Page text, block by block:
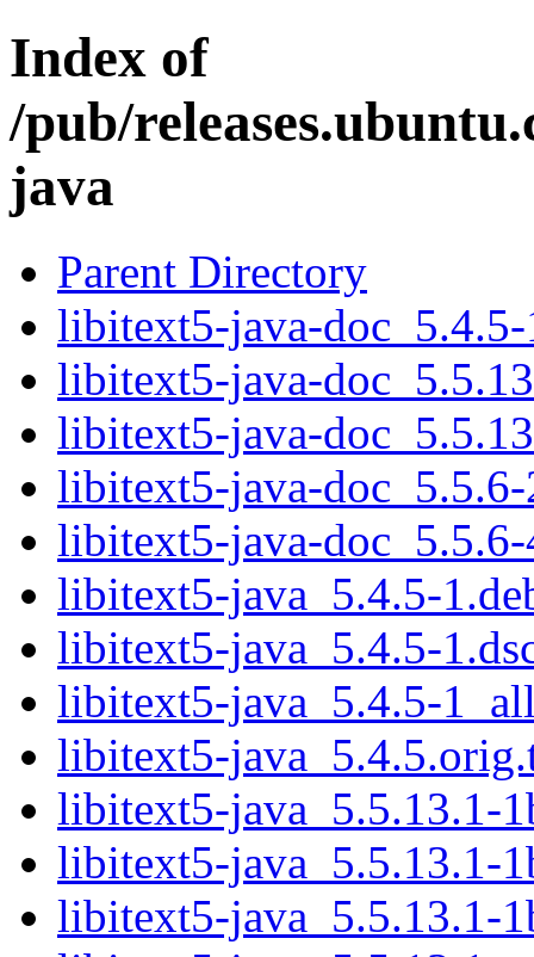
Index of
/pub/
java
Parent Directory
libitext5-java-
libitext5-java-
libitext5-java-
libitext5-java-
libitext5-java-
libitext5-java_5.4.5-
libitext5-java_5.4.5-
libitext5-java_5.4.5-
libitext5-
libitext5-java_5.5.13.1-
libitext5-java_5.5.13.1-
libitext5-java_5.5.13.1-